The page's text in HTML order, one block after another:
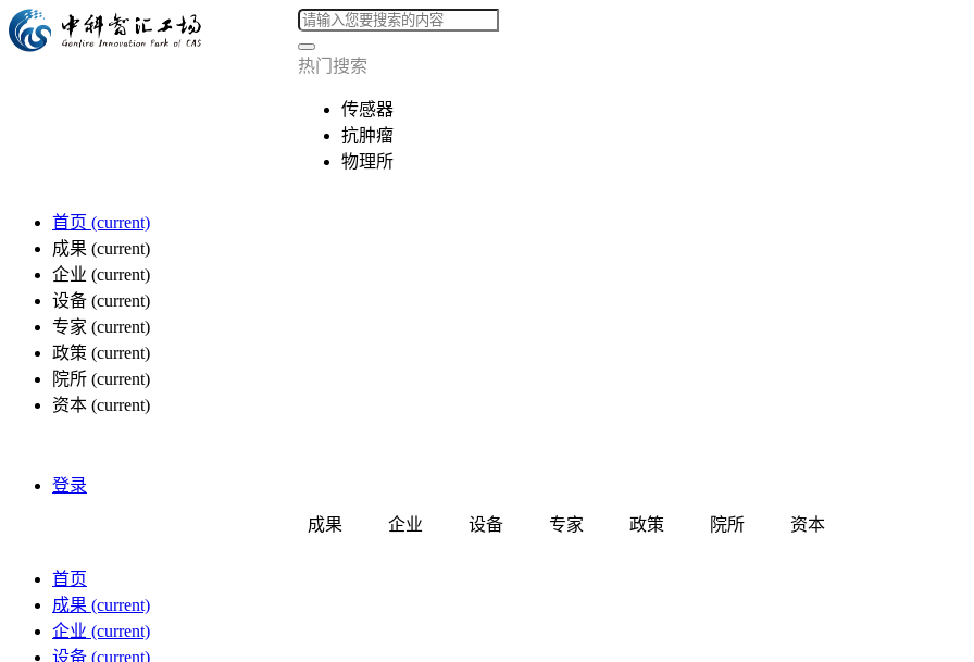
热门搜索
传感器
抗肿瘤
物理所
首页 (current)
成果 (current)
企业 (current)
设备 (current)
专家 (current)
政策 (current)
院所 (current)
资本 (current)
登录
成果 企业 设备 专家 政策 院所 资本
首页
成果 (current)
企业 (current)
设备 (current)